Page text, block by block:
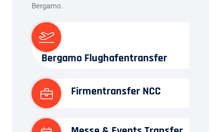
Bergamo.
Bergamo Flughafentransfer
Firmentransfer NCC